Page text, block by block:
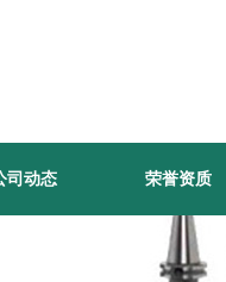
司动态 荣誉资质